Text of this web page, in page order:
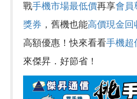
戰手機市場最低價再享會員
獎券 ，舊機也能高價現金回
高額優惠！快來看看手機超
來傑昇．好節省！